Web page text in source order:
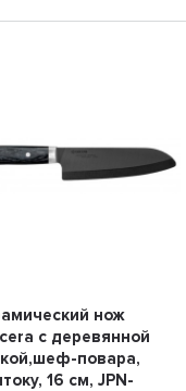
нож
с деревянной
повара,
16 см, JPN-